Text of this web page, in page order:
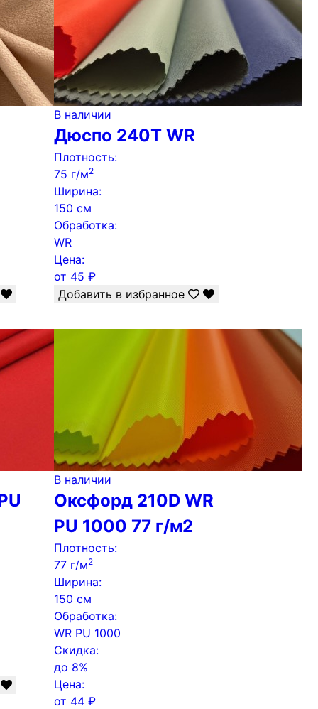
В наличии
Дюспо 240Т WR
Плотность:
75 г/м2
Ширина:
150 см
Обработка:
WR
Цена:
от 45 ₽
Добавить в избранное
В наличии
Оксфорд 210D WR
PU 1000 77 г/м2
Плотность:
77 г/м2
Ширина:
150 см
Обработка:
WR PU 1000
Скидка:
до 8%
Цена:
от 44 ₽